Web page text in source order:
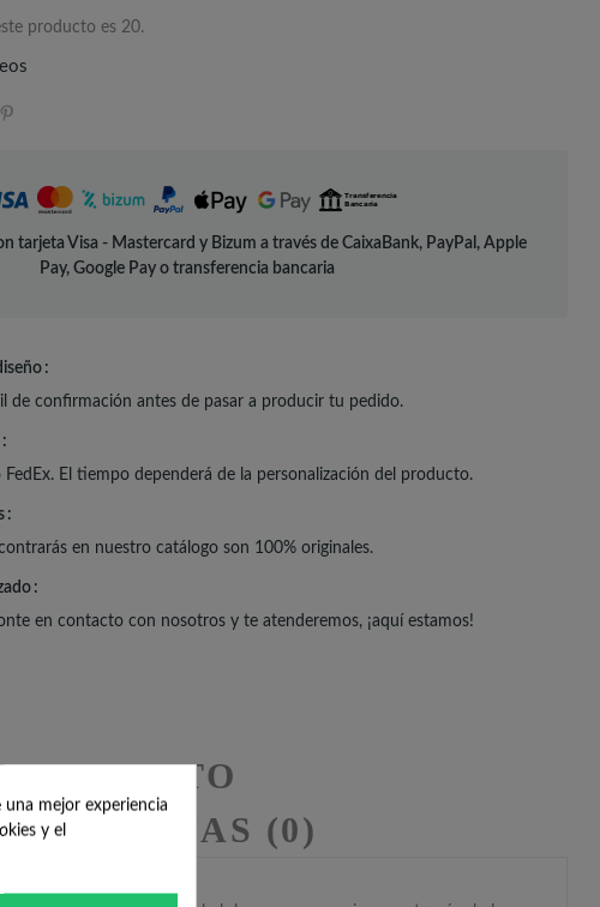
producto es 20.
tarjeta Visa - Mastercard y Bizum a través de CaixaBank, PayPal, Apple
Pay, Google Pay o transferencia bancaria
de confirmación antes de pasar a producir tu pedido.
FedEx. El tiempo dependerá de la personalización del producto.
en nuestro catálogo son 100% originales.
en contacto con nosotros y te atenderemos, ¡aquí estamos!
RESEÑAS (0)
mejor experiencia
y el